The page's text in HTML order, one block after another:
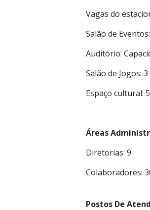
Vagas do
Salão de
Auditório:
Salão de Jogos:
Espaço cultural:
Áreas
Diretorias: 9
Colaboradores:
Postos De